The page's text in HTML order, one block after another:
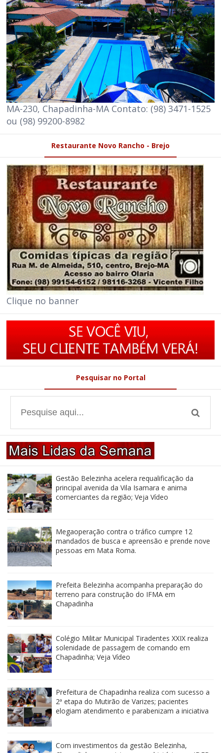
MA-230, Chapadinha-MA Contato: (98) 3471-1525
ou (98) 99200-8982
Restaurante Novo Rancho - Brejo
Clique no banner
Pesquisar no Portal
Gestão Belezinha acelera requalificação da
principal avenida da Vila Isamara e anima
comerciantes da região; Veja Vídeo
Megaoperação contra o tráfico cumpre 12
mandados de busca e apreensão e prende nove
pessoas em Mata Roma.
Prefeita Belezinha acompanha preparação do
terreno para construção do IFMA em
Chapadinha
Colégio Militar Municipal Tiradentes XXIX realiza
solenidade de passagem de comando em
Chapadinha; Veja Vídeo
Prefeitura de Chapadinha realiza com sucesso a
2ª etapa do Mutirão de Varizes; pacientes
elogiam atendimento e parabenizam a iniciativa
Com investimentos da gestão Belezinha,